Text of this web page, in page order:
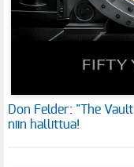
Don Felder: "The
niin hallittua!